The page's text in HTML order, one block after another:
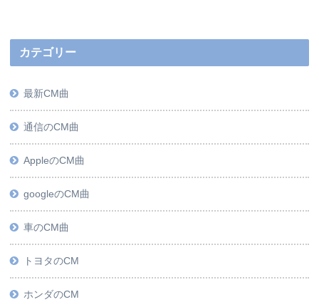
カテゴリー
最新CM曲
通信のCM曲
AppleのCM曲
googleのCM曲
車のCM曲
トヨタのCM
ホンダのCM